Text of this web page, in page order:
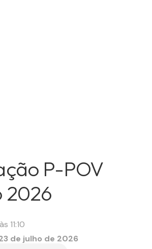
P-POV
2026
11:10
de julho de 2026